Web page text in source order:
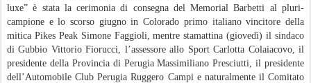
luxe” è stata la cerimonia di consegna del Memorial Barbetti al pluri-
campione e lo scorso giugno in Colorado primo italiano vincitore della
mitica Pikes Peak Simone Faggioli, mentre stamattina (giovedì) il sindaco
di Gubbio Vittorio Fiorucci, l’assessore allo Sport Carlotta Colaiacovo, il
presidente della Provincia di Perugia Massimiliano Presciutti, il presidente
dell’Automobile Club Perugia Ruggero Campi e naturalmente il Comitato